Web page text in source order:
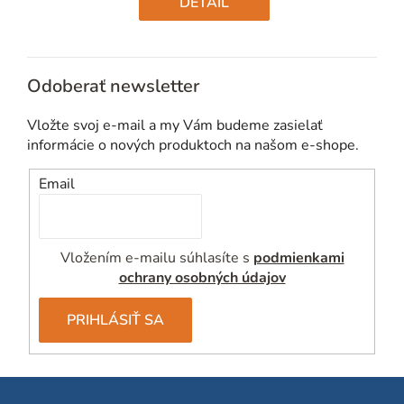
Odoberať newsletter
Vložte svoj e-mail a my Vám budeme zasielať
informácie o nových produktoch na našom e-shope.
Email
Vložením e-mailu súhlasíte s podmienkami
ochrany osobných údajov
PRIHLÁSIŤ SA